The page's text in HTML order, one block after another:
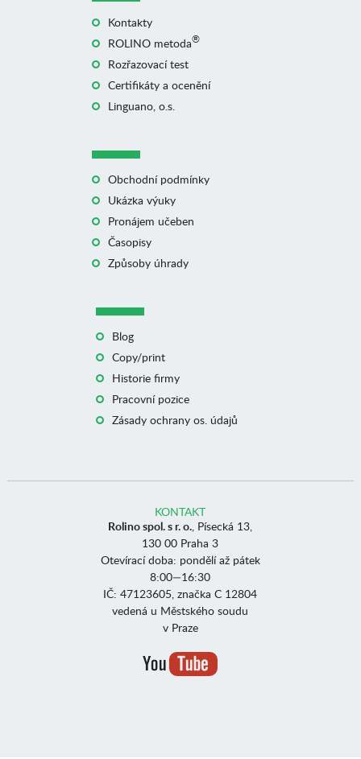
Kontakty
ROLINO metoda®
Rozřazovací test
Certifikáty a ocenění
Linguano, o.s.
Obchodní podmínky
Ukázka výuky
Pronájem učeben
Časopisy
Způsoby úhrady
Blog
Copy/print
Historie firmy
Pracovní pozice
Zásady ochrany os. údajů
KONTAKT
Rolino spol. s r. o., Písecká 13,
130 00 Praha 3
Otevírací doba: pondělí až pátek
8:00—16:30
IČ: 47123605, značka C 12804
vedená u Městského soudu
v Praze